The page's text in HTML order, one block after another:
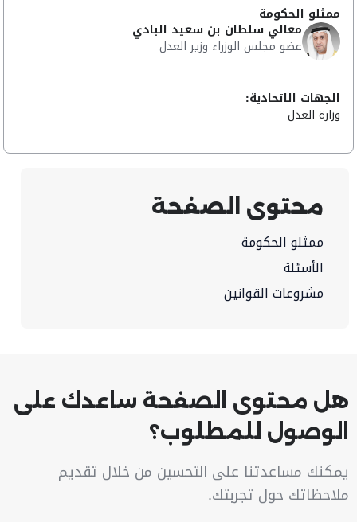
ممثلو الحكومة
معالي سلطان بن سعيد البادي
عضو مجلس الوزراء وزير العدل
الجهات الاتحادية:
وزارة العدل
محتوى الصفحة
ممثلو الحكومة
الأسئلة
مشروعات القوانين
هل محتوى الصفحة ساعدك على
الوصول للمطلوب؟
يمكنك مساعدتنا على التحسين من خلال تقديم
ملاحظاتك حول تجربتك.